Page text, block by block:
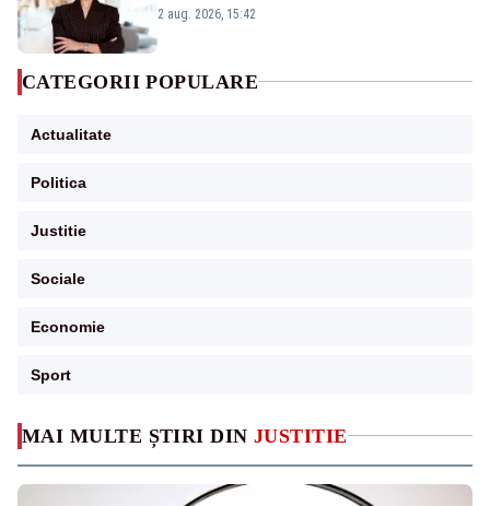
MAI MULTE ȘTIRI DIN JUSTITIE
emisiunii „Miza Zilei” la Realitatea PLUS
2 aug. 2026, 15:42
CATEGORII POPULARE
Actualitate
Politica
Justitie
Sociale
Economie
Sport